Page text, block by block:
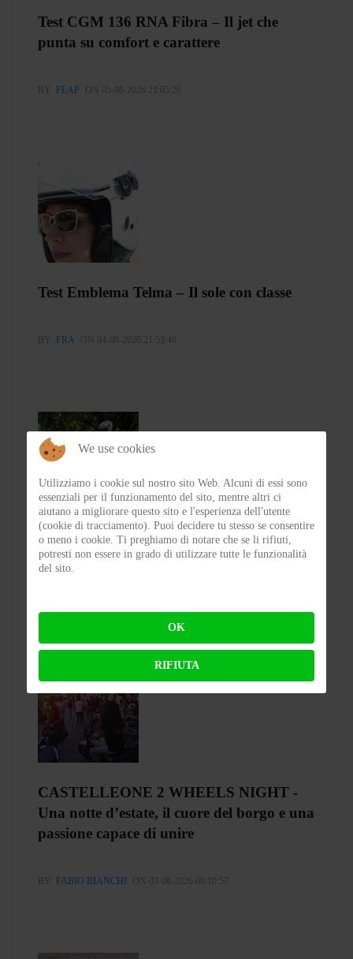
Test CGM 136 RNA Fibra – Il jet che
punta su comfort e carattere
BY FLAP ON 05-08-2026 21:05:26
Test Emblema Telma – Il sole con classe
BY FRA ON 04-08-2026 21:53:46
Test Silence S02 – Stile silenzioso
CASTELLEONE 2 WHEELS NIGHT -
Una notte d’estate, il cuore del borgo e una
passione capace di unire
BY FABIO BIANCHI ON 03-08-2026 08:10:57
We use cookies
Utilizziamo i cookie sul nostro sito Web. Alcuni di essi sono
essenziali per il funzionamento del sito, mentre altri ci
aiutano a migliorare questo sito e l'esperienza dell'utente
(cookie di tracciamento). Puoi decidere tu stesso se consentire
o meno i cookie. Ti preghiamo di notare che se li rifiuti,
potresti non essere in grado di utilizzare tutte le funzionalità
del sito.
OK
RIFIUTA